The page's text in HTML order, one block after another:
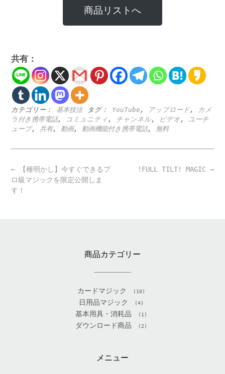
商品リストへ
共有：
カテゴリー： 基本技法 タグ： YouTube , アップロード,
カメ
ラ付き携帯電話, コミュニティ , チャンネル, ビデオ,
ユーチ
ューブ, 共有, 動画, 動画機能付き携帯電話, 無料
Post
navigation
!FULL TILT! MAGIC →
← 【種明かし】今すぐできるプ
ロ級マジックを限定公開しま
す！
商品カテゴリー
カードマジック (10)
日用品マジック (4)
基本用具・消耗品 (1)
ダウンロード商品 (2)
メニュー